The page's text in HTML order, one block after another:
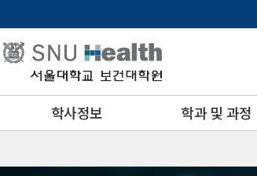
학사정보
학과 및 과정